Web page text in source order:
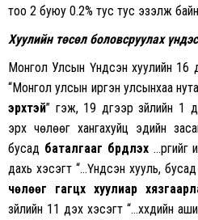
тоо 2 буюу 0.2% тус тус эзэлж
Хуулийн төсөл боловсруулах
Монгол Улсын Үндсэн хуулийн 16
“Монгол улсын иргэн улсынхаа
эрхтэй” гэж, 19 дүгээр зүйлийн 1
эрх чөлөөг хангахуйц эдийн
бусад баталгааг бүрдүүлэх
дахь хэсэгт “…Үндсэн хууль,
чөлөөг гагцхүү хуулиар
зүйлийн 11 дэх хэсэгт “…хүүхдийн